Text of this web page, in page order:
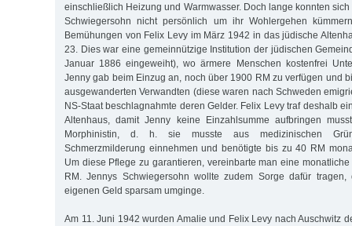
einschließlich Heizung und Warmwasser. Doch lange konnten
Schwiegersohn nicht persönlich um ihr Wohlergehen
Bemühungen von Felix Levy im März 1942 in das jüdische
23. Dies war eine gemeinnützige Institution der jüdischen
Januar 1886 eingeweiht), wo ärmere Menschen kostenfrei
Jenny gab beim Einzug an, noch über 1900 RM zu verfügen und
ausgewanderten Verwandten (diese waren nach Schweden
NS-Staat beschlagnahmte deren Gelder. Felix Levy traf deshalb
Altenhaus, damit Jenny keine Einzahlsumme aufbringen
Morphinistin, d. h. sie musste aus medizinischen
Schmerzmilderung einnehmen und benötigte bis zu 40 RM
Um diese Pflege zu garantieren, vereinbarte man eine
RM. Jennys Schwiegersohn wollte zudem Sorge dafür
eigenen Geld sparsam umginge.
Am 11. Juni 1942 wurden Amalie und Felix Levy nach Auschwitz